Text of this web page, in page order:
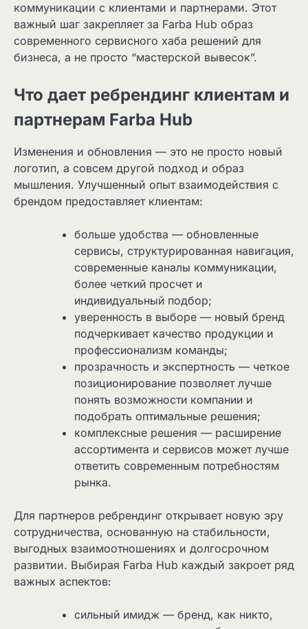
коммуникации с клиентами и партнерами. Этот
важный шаг закрепляет за Farba Hub образ
современного сервисного хаба решений для
бизнеса, а не просто “мастерской вывесок”.
Что дает ребрендинг клиентам и
партнерам Farba Hub
Изменения и обновления — это не просто новый
логотип, а совсем другой подход и образ
мышления. Улучшенный опыт взаимодействия с
брендом предоставляет клиентам:
больше удобства — обновленные
сервисы, структурированная навигация,
современные каналы коммуникации,
более четкий просчет и
индивидуальный подбор;
уверенность в выборе — новый бренд
подчеркивает качество продукции и
профессионализм команды;
прозрачность и экспертность — четкое
позиционирование позволяет лучше
понять возможности компании и
подобрать оптимальные решения;
комплексные решения — расширение
ассортимента и сервисов может лучше
ответить современным потребностям
рынка.
Для партнеров ребрендинг открывает новую эру
сотрудничества, основанную на стабильности,
выгодных взаимоотношениях и долгосрочном
развитии. Выбирая Farba Hub каждый закроет ряд
важных аспектов:
сильный имидж — бренд, как никто,